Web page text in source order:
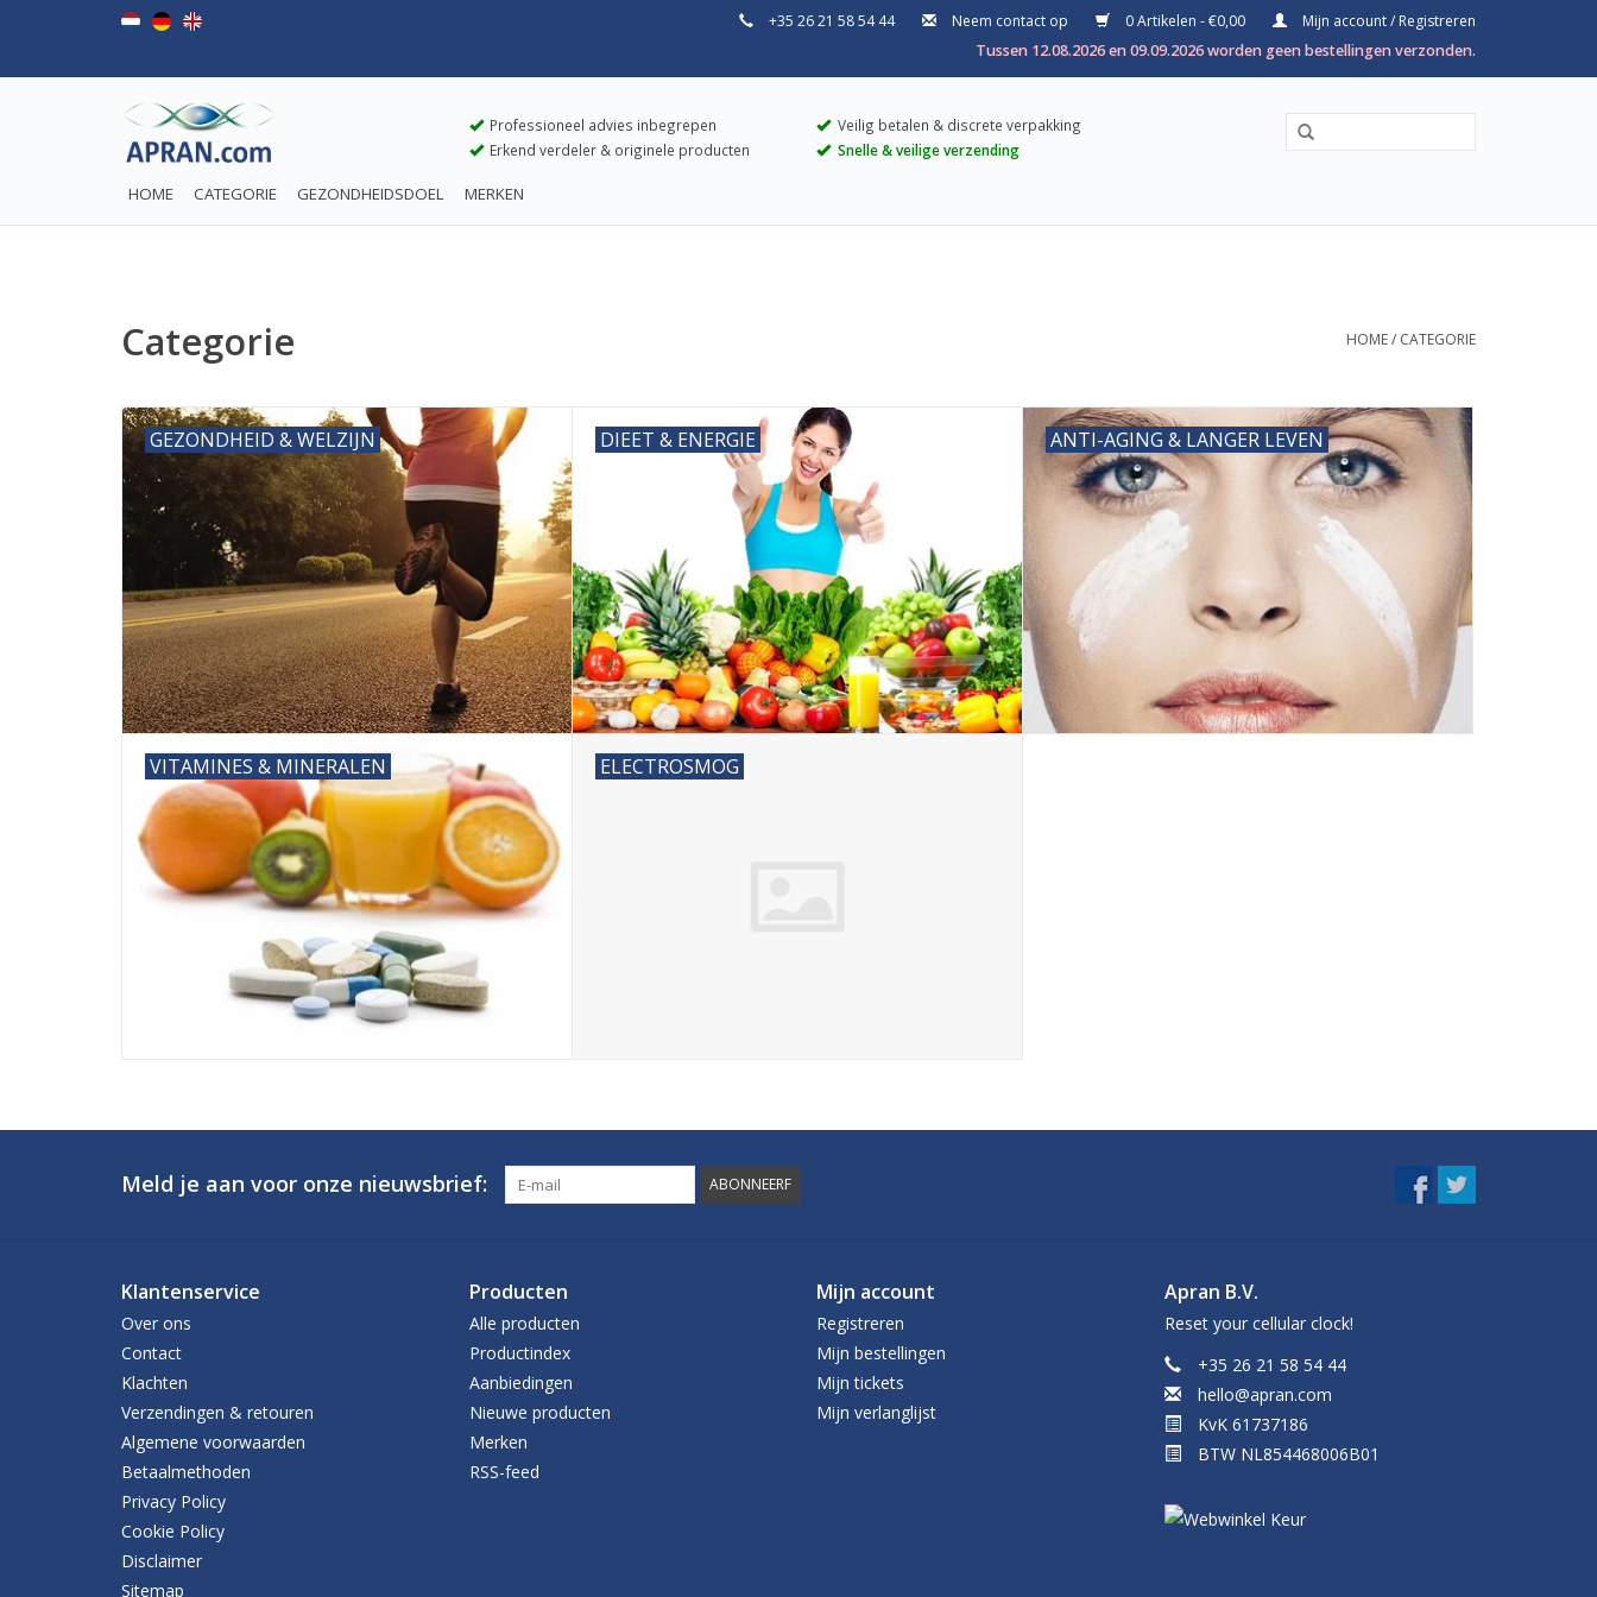
+35 26 21 58 54 44 Neem contact op 0 Artikelen - €0,00
Mijn account / Registreren
Tussen 12.08.2026 en 09.09.2026 worden geen bestellingen verzonden.
Professioneel advies inbegrepen
Erkend verdeler & originele producten
Veilig betalen & discrete verpakking
Snelle & veilige verzending
HOME CATEGORIE GEZONDHEIDSDOEL MERKEN
Categorie HOME/ CATEGORIE
GEZONDHEID & WELZIJN DIEET & ENERGIE ANTI-AGING & LANGER LEVEN
VITAMINES & MINERALEN ELECTROSMOG
Meld je aan voor onze nieuwsbrief: ABONNEERF
Klantenservice
Over ons
Contact
Klachten
Verzendingen & retouren
Algemene voorwaarden
Betaalmethoden
Privacy Policy
Cookie Policy
Disclaimer
Sitemap
Producten
Alle producten
Productindex
Aanbiedingen
Nieuwe producten
Merken
RSS-feed
Mijn account
Registreren
Mijn bestellingen
Mijn tickets
Mijn verlanglijst
Apran B.V.
Reset your cellular clock!
+35 26 21 58 54 44
hello@apran.com
KvK 61737186
BTW NL854468006B01